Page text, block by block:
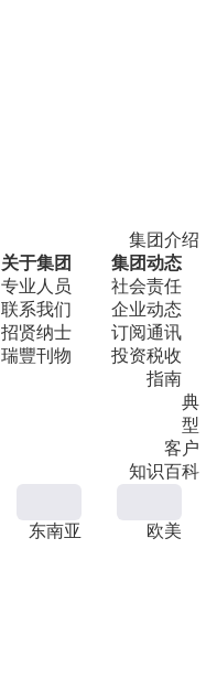
集团介绍
关于集团
专业人员
联系我们
招贤纳士
瑞豐刊物
集团动态
社会责任
企业动态
订阅通讯
投资税收
指南
典
型
客户
知识百科
东南亚 欧美